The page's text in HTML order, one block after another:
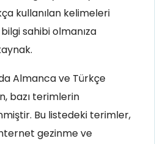
kullanılan kelimeleri
sahibi olmanıza
Almanca ve Türkçe
bazı terimlerin
Bu listedeki terimler,
gezinme ve